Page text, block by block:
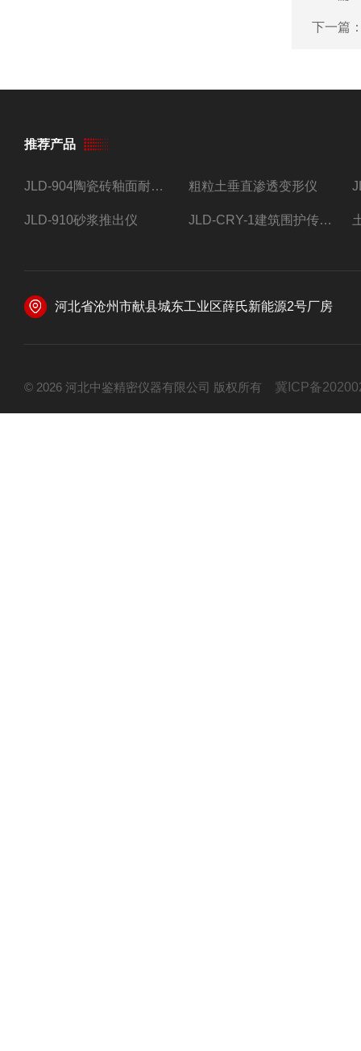
下一篇
推荐产品
JLD-904陶瓷砖釉面耐磨试验仪 粗粒土垂直渗透变形仪
JLD-910砂浆推出仪 JLD-CRY-1建筑围护传热系数现场检测仪仪器
河北省沧州市献县城东工业区薛氏新能源2号厂房
© 2026 河北中鉴精密仪器有限公司 版权所有 冀ICP备